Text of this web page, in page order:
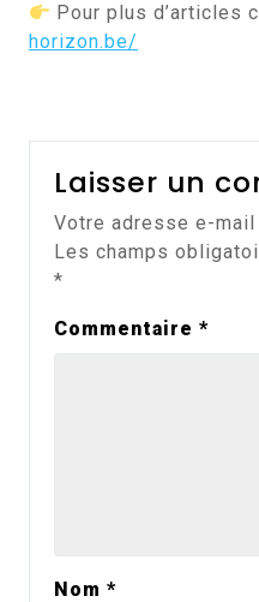
Pour plus d’articles
horizon.be/
Laisser un
Votre adresse e-
Les champs
*
Commentaire *
Nom *